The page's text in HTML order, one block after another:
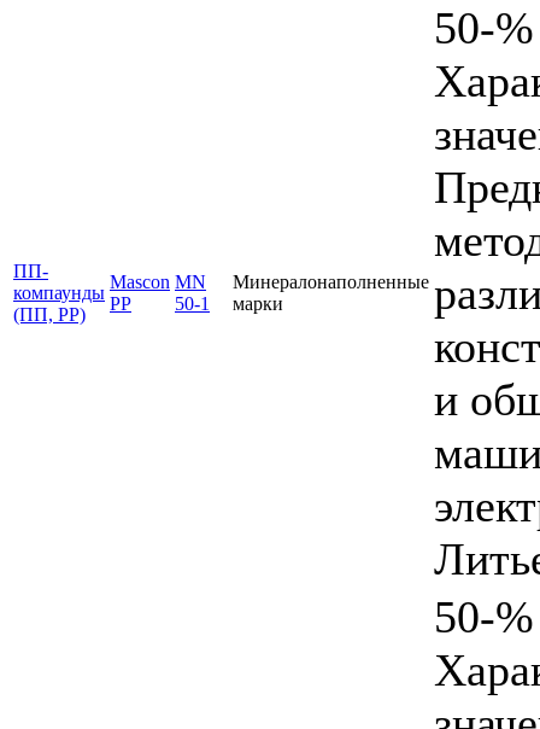
ПП-
компаунды
(ПП, PP)
Mascon
PP
MN
50-1
Минералонаполненные
марки
50-
и
50-